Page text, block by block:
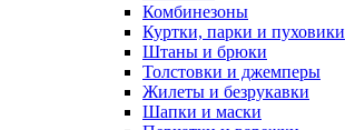
Комбинезоны
Куртки, парки и пуховики
Штаны и брюки
Толстовки и джемперы
Жилеты и безрукавки
Шапки и маски